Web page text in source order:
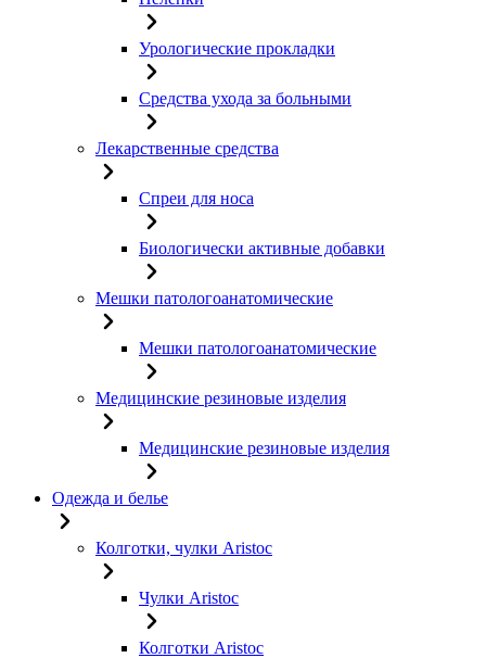
Урологические прокладки
Средства ухода за больными
Лекарственные средства
Спреи для носа
Биологически активные добавки
Мешки патологоанатомические
Мешки патологоанатомические
Медицинские резиновые изделия
Медицинские резиновые изделия
Одежда и белье
Колготки, чулки Aristoc
Чулки Aristoc
Колготки Aristoc